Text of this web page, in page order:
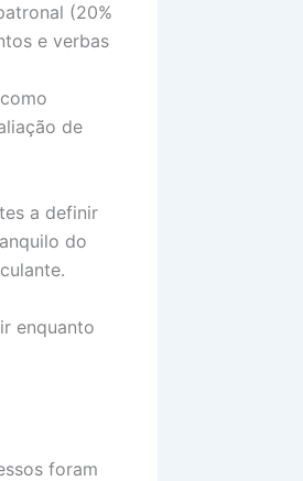
(20%
e verbas
de
a definir
do
enquanto
foram